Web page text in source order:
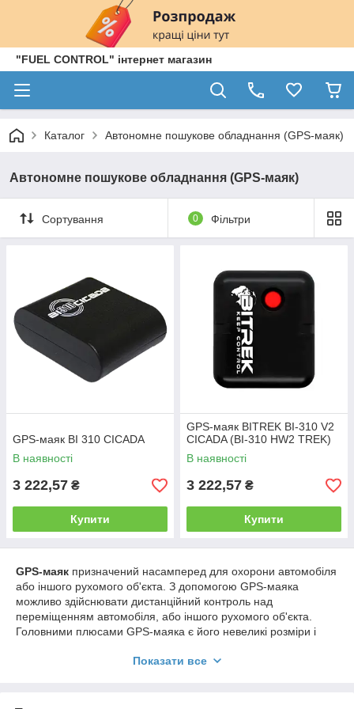
"FUEL CONTROL" інтернет магазин
Каталог Автономне пошукове обладнання (GPS-маяк)
Автономне пошукове обладнання (GPS-маяк)
Сортування 0 Фільтри
GPS-маяк BI 310 CICADA
В наявності
3 222,57 ₴
Купити
GPS-маяк BITREK BI-310 V2
CICADA (BI-310 HW2 TREK)
В наявності
3 222,57 ₴
Купити
GPS-маяк призначений насамперед для охорони автомобіля
або іншого рухомого об'єкта. З допомогою GPS-маяка
можливо здійснювати дистанційний контроль над
переміщенням автомобіля, або іншого рухомого об'єкта.
Головними плюсами GPS-маяка є його невеликі розміри і
працювати від бортового харчування 5-24 так і автономно. В
Показати все